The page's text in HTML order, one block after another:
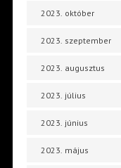
2023. október
2023. szeptember
2023. augusztus
2023. július
2023. június
2023. május